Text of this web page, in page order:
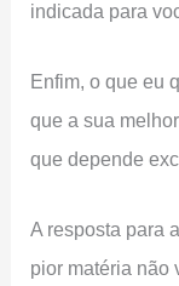
indicada para
Enfim, o que eu
que a sua
que depende
A resposta para
pior matéria não